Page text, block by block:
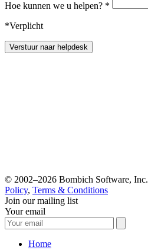
Hoe kunnen we u helpen? *
*Verplicht
Verstuur naar helpdesk
© 2002–2026 Bombich Software, Inc.
Policy, Terms & Conditions
Join our mailing list
Your email
Home